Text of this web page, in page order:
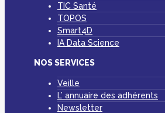
TIC Santé
TOPOS
Smart4D
IA Data Science
NOS SERVICES
Veille
L’ annuaire des adhérents
Newsletter